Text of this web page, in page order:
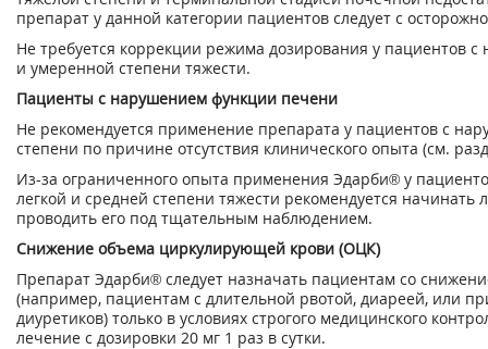
препарат у данной категории пациентов следует с
Не требуется коррекции режима дозирования у пациентов
и умеренной степени тяжести.
Пациенты с нарушением функции печени
Не рекомендуется применение препарата у пациентов с
степени по причине отсутствия клинического опыта (см.
Из-за ограниченного опыта применения Эдарби® у
легкой и средней степени тяжести рекомендуется начинать
проводить его под тщательным наблюдением.
Снижение объема циркулирующей крови (ОЦК)
Препарат Эдарби® следует назначать пациентам со
(например, пациентам с длительной рвотой, диареей, или
диуретиков) только в условиях строгого медицинского
лечение с дозировки 20 мг 1 раз в сутки.